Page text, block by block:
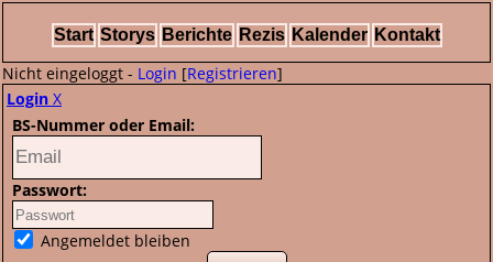
Start Storys Berichte Rezis Kalender Kontakt
Nicht eingeloggt - Login [Registrieren]
Login X
BS-Nummer oder Email:
Passwort:
Angemeldet bleiben